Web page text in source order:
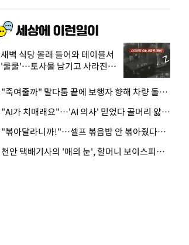
새벽 식당 몰래 들어와 테이블서
'쿨쿨'…토사물 남기고 사라진 남
· "죽여줄까" 말다툼 끝에 보행자 향해 차량 돌진…50대 여성 중상
· "AI가 치매래요"…'AI 의사' 믿었다 골머리 앓는 美 의료계 '경고'
· "볶아달라니까!"…셀프 볶음밥 안 볶아줬다고 사장 폭행한 손님
· 천안 택배기사의 '매의 눈', 할머니 보이스피싱 피해 막아